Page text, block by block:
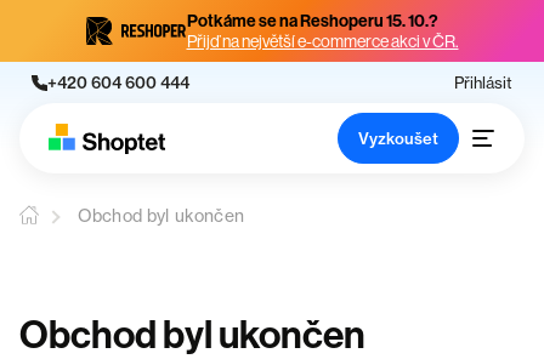
Potkáme se na Reshoperu 15. 10.?
Přijď na největší e-commerce akci v ČR.
+420 604 600 444 Přihlásit
Vyzkoušet
Obchod byl ukončen
Obchod byl ukončen